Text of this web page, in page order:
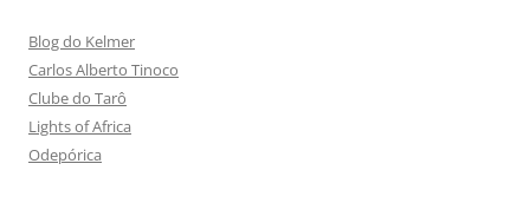
Blog do Kelmer
Carlos Alberto Tinoco
Clube do Tarô
Lights of Africa
Odepórica